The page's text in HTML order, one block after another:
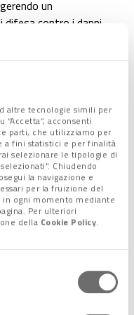
altre tecnologie simili per
acconsenti
parti, che utilizziamo per
a fini statistici e per finalità
selezionare le tipologie di
Chiudendo
la navigazione e
per la fruizione del
ogni momento mediante
Per ulteriori
della Cookie Policy.
un
contro i danni
si alimenta anche di
dopo l’esercizio?
proteine
cui l’interleuchina-6
, funzionano